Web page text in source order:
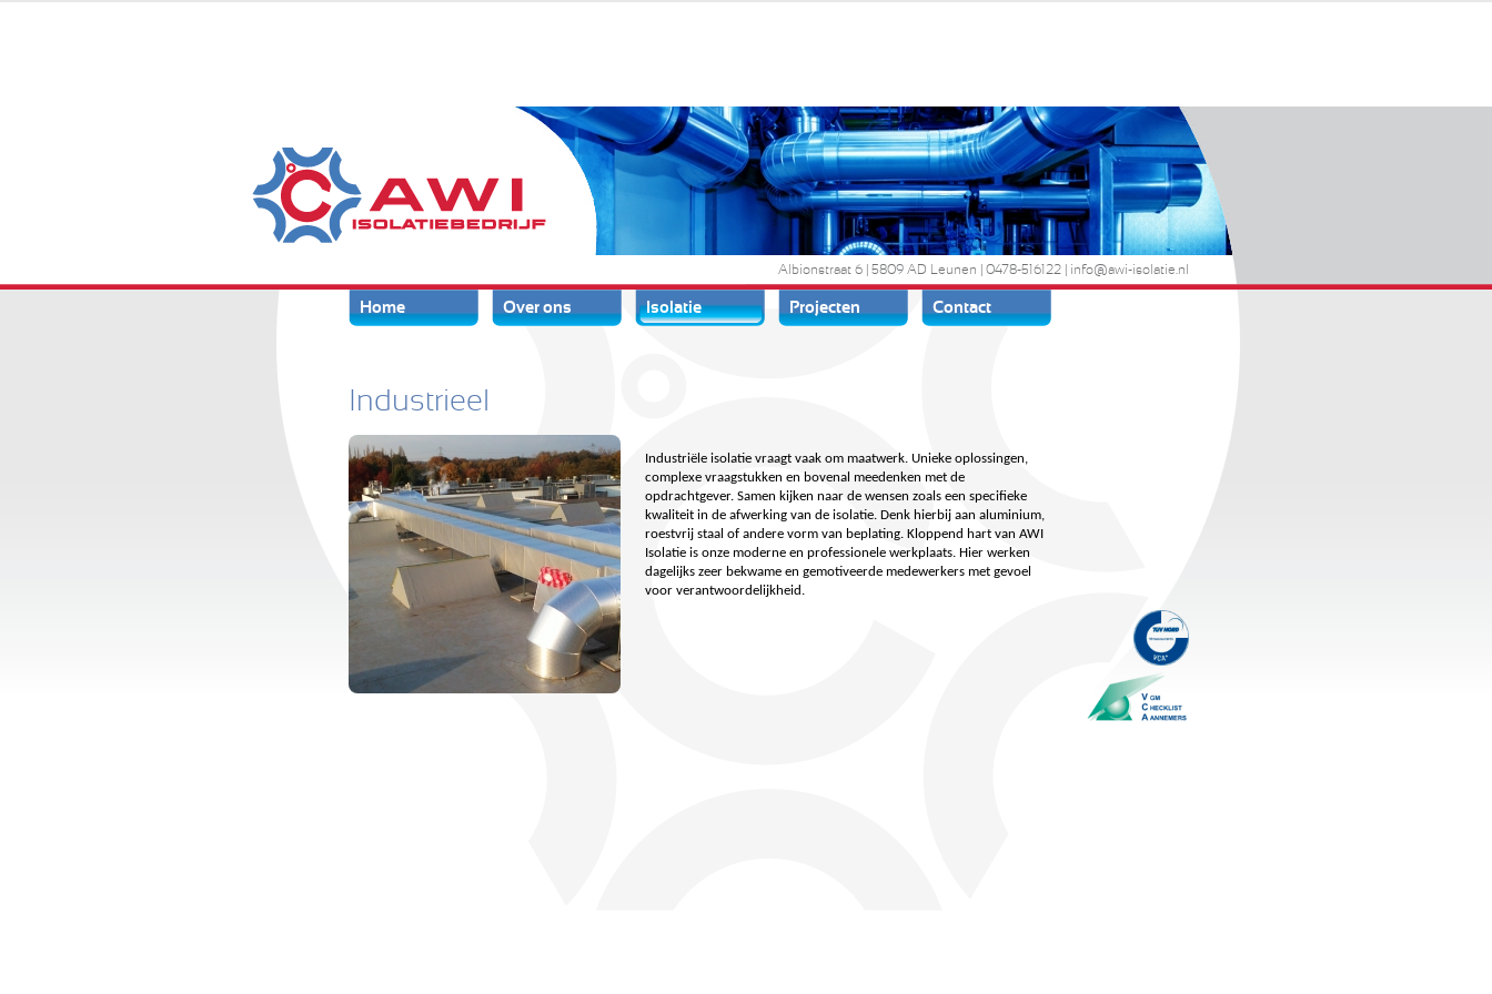
AWI Isolatiebedrijf
Albionstraat 6 | 5809 AD Leunen | 0478-516122 | info@awi-isolatie.nl
Home Over ons Isolatie Projecten Contact
Industrieel
Industriële isolatie vraagt vaak om maatwerk. Unieke oplossingen,
complexe vraagstukken en bovenal meedenken met de
opdrachtgever. Samen kijken naar de wensen zoals een specifieke
kwaliteit in de afwerking van de isolatie. Denk hierbij aan aluminium,
roestvrij staal of andere vorm van beplating. Kloppend hart van AWI
Isolatie is onze moderne en professionele werkplaats. Hier werken
dagelijks zeer bekwame en gemotiveerde medewerkers met gevoel
voor verantwoordelijkheid.